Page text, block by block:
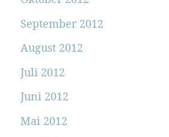
September 2012
August 2012
Juli 2012
Juni 2012
Mai 2012